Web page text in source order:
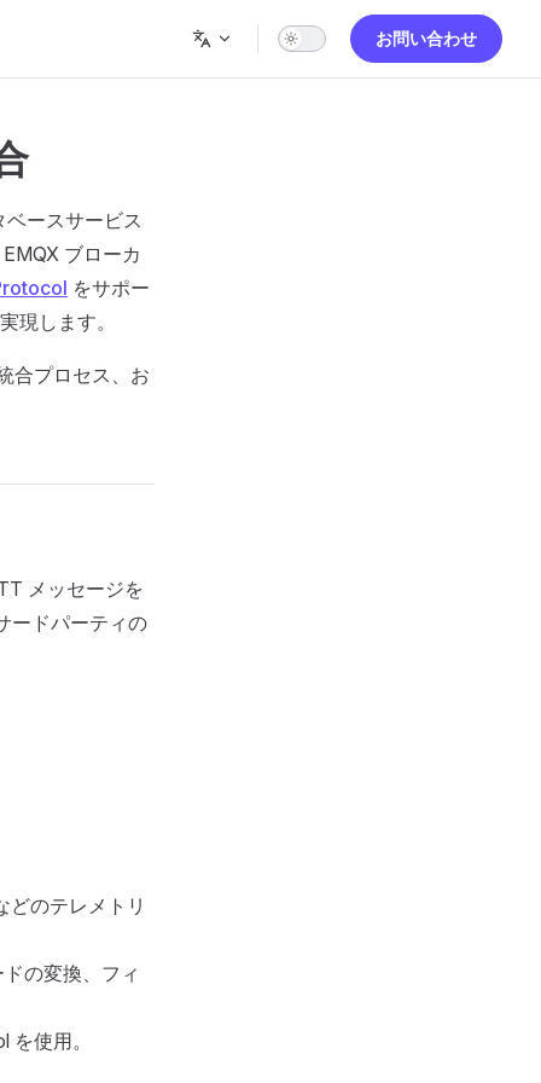
お問い合わせ
ースサービス
ブローカ
をサポー
現します。
合プロセス、お
メッセージを
ードパーティの
どのテレメトリ
の変換、フィ
を使用。